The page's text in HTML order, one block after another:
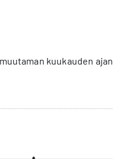
kuukauden ajan.